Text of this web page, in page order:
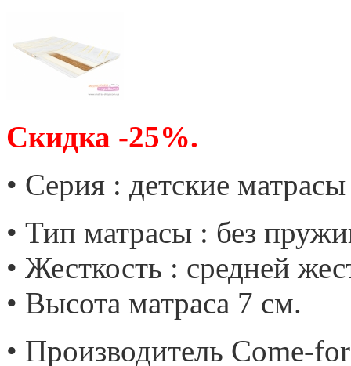
Скидка -25%.
• Серия : детские
• Тип матрасы : без
• Жесткость : средней
• Высота матраса 7 см.
• Производитель Come-for